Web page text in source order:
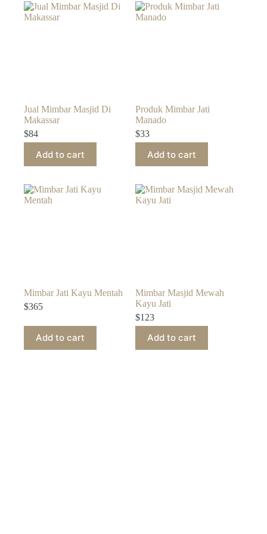
Jual Mimbar Masjid Di
Makassar
$84
Add to cart
Produk Mimbar Jati
Manado
$33
Add to cart
Mimbar Jati Kayu Mentah
$365
Add to cart
Mimbar Masjid Mewah
Kayu Jati
$123
Add to cart